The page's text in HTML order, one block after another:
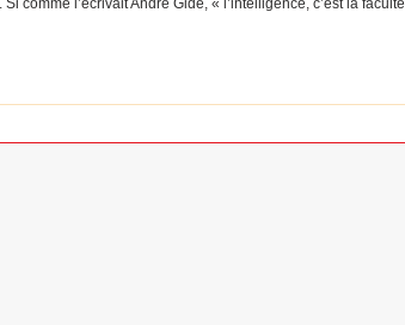
comme l’écrivait André Gide, « l’intelligence, c’est la